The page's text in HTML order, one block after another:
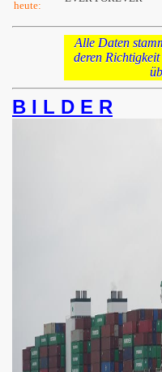
heute:
Alle Daten
deren
B I L D E R